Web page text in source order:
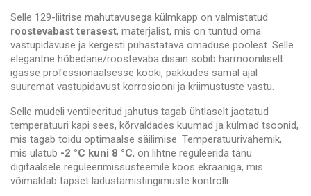
Selle 129-liitrise mahutavusega külmkapp on valmistatud
roostevabast terasest, materjalist, mis on tuntud oma
vastupidavuse ja kergesti puhastatava omaduse poolest. Selle
elegantne hõbedane/roostevaba disain sobib harmooniliselt
igasse professionaalsesse kööki, pakkudes samal ajal
suuremat vastupidavust korrosiooni ja kriimustuste vastu.
Selle mudeli ventileeritud jahutus tagab ühtlaselt jaotatud
temperatuuri kapi sees, kõrvaldades kuumad ja külmad tsoonid,
mis tagab toidu optimaalse säilimise. Temperatuurivahemik,
mis ulatub -2 °C kuni 8 °C, on lihtne reguleerida tänu
digitaalsele reguleerimissüsteemile koos ekraaniga, mis
võimaldab täpset ladustamistingimuste kontrolli.